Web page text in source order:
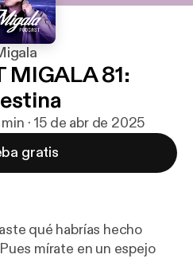
MIGALA 81:
· 15 de abr de 2025
gratis
qué habrías hecho
mírate en un espejo